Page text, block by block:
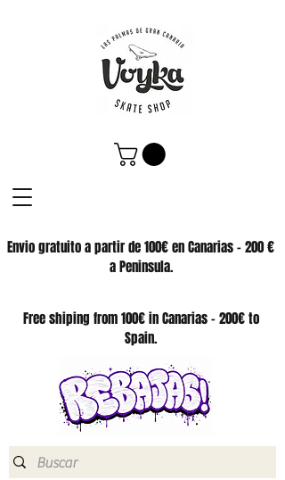
Envio gratuito a partir de 100€ en Canarias - 200 €
a Peninsula.
SKATE SHOP
Free shiping from 100€ in Canarias - 200€ to
Spain.